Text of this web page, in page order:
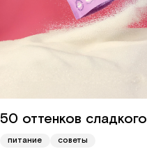
50 оттенков сладкого
питание советы